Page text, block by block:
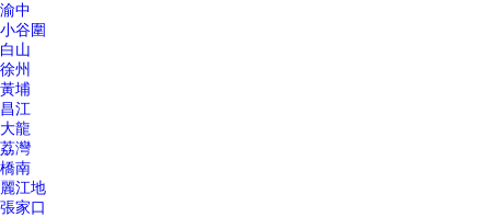
渝中
小谷圍
白山
徐州
黃埔
昌江
大龍
荔灣
橋南
麗江地
張家口